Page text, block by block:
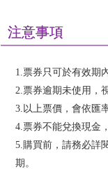
注意事項
1.票券只可於有效期
2.票券逾期未使用，
3.以上票價，會依匯
4.票券不能兌換現金
5.購買前，請務必詳
期。